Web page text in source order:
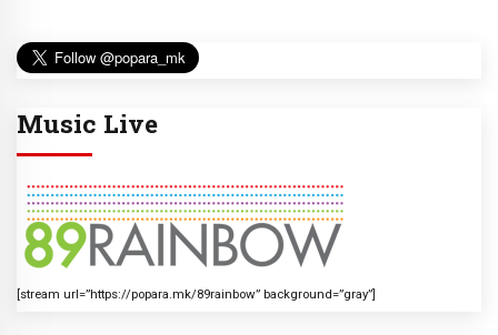
Music Live
[stream url=”https://popara.mk/89rainbow” background=”gray”]